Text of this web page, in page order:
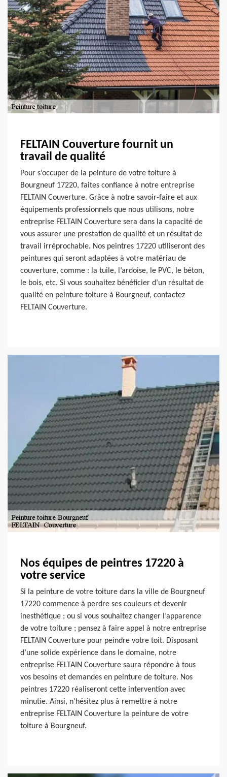
FELTAIN Couverture fournit un
travail de qualité
Pour s’occuper de la peinture de votre toiture à
Bourgneuf 17220, faites confiance à notre entreprise
FELTAIN Couverture. Grâce à notre savoir-faire et aux
équipements professionnels que nous utilisons, notre
entreprise FELTAIN Couverture sera dans la capacité de
vous assurer une prestation de qualité et un résultat de
travail irréprochable. Nos peintres 17220 utiliseront des
peintures qui seront adaptées à votre matériau de
couverture, comme : la tuile, l’ardoise, le PVC, le béton,
le bois, etc. Si vous souhaitez bénéficier d’un résultat de
qualité en peinture toiture à Bourgneuf, contactez
FELTAIN Couverture.
Nos équipes de peintres 17220 à
votre service
Si la peinture de votre toiture dans la ville de Bourgneuf
17220 commence à perdre ses couleurs et devenir
inesthétique ; ou si vous souhaitez changer l’apparence
de votre toiture ; pensez à faire appel à notre entreprise
FELTAIN Couverture pour peindre votre toit. Disposant
d’une solide expérience dans le domaine, notre
entreprise FELTAIN Couverture saura répondre à tous
vos besoins et demandes en peinture de toiture. Nos
peintres 17220 réaliseront cette intervention avec
minutie. Ainsi, n’hésitez plus à remettre à notre
entreprise FELTAIN Couverture la peinture de votre
toiture à Bourgneuf.